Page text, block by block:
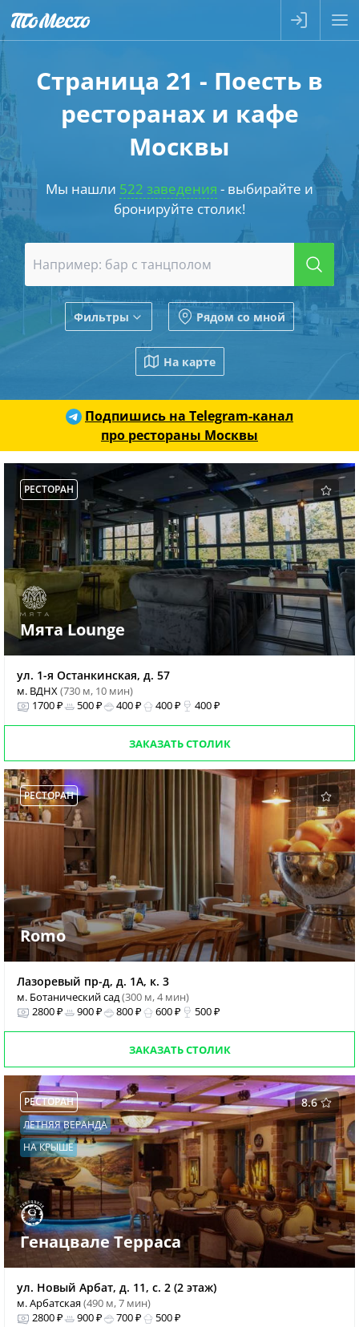
Страница 21 - Поесть в
ресторанах и кафе
Москвы
Мы нашли 522 заведения - выбирайте и
бронируйте столик!
Фильтры Рядом со мной
На карте
Подпишись на Telegram-канал
про рестораны Москвы
РЕСТОРАН
Мята Lounge
ул. 1-я Останкинская, д. 57
м. ВДНХ(730 м, 10 мин)
1700 ₽
500 ₽ 400 ₽ 400 ₽ 400 ₽
ЗАКАЗАТЬ СТОЛИК
РЕСТОРАН
Romo
Лазоревый пр-д, д. 1А, к. 3
м. Ботанический сад(300 м, 4 мин)
2800 ₽
900 ₽ 800 ₽ 600 ₽ 500 ₽
ЗАКАЗАТЬ СТОЛИК
8.6
РЕСТОРАН
ЛЕТНЯЯ ВЕРАНДА
НА КРЫШЕ
Генацвале Терраса
ул. Новый Арбат, д. 11, с. 2 (2 этаж)
м. Арбатская(490 м, 7 мин)
2800 ₽
900 ₽ 700 ₽ 500 ₽